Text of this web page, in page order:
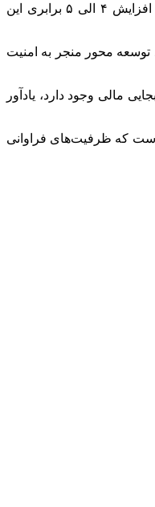
رییس شورای اداری استان مازندران، خاطرنشان کرد :۱۰ میلیون دلار میزان صادرات محصولات تجاری مازندران به ازبکستان است که این میزان بسیار اندک است لذا بدنبال افزایش ۴ الی ۵ برابری این
توسعه محور منجر به امنیت
مالی وجود دارد، یادآور
است که ظرفیت‌های فراوانی